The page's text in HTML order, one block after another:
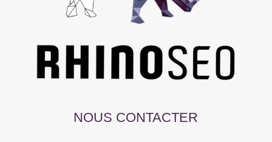
NOUS CONTACTER